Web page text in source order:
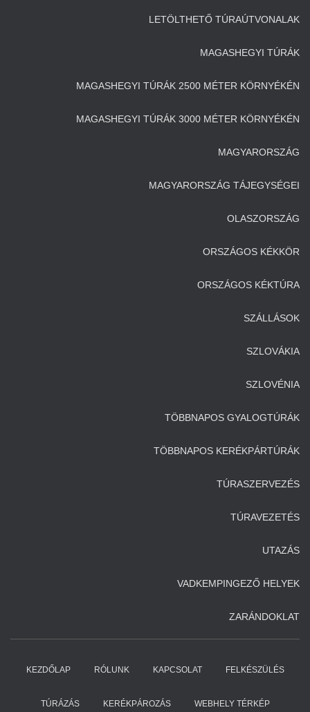
LETÖLTHETŐ TÚRAÚTVONALAK
MAGASHEGYI TÚRÁK
MAGASHEGYI TÚRÁK 2500 MÉTER KÖRNYÉKÉN
MAGASHEGYI TÚRÁK 3000 MÉTER KÖRNYÉKÉN
MAGYARORSZÁG
MAGYARORSZÁG TÁJEGYSÉGEI
OLASZORSZÁG
ORSZÁGOS KÉKKÖR
ORSZÁGOS KÉKTÚRA
SZÁLLÁSOK
SZLOVÁKIA
SZLOVÉNIA
TÖBBNAPOS GYALOGTÚRÁK
TÖBBNAPOS KERÉKPÁRTÚRÁK
TÚRASZERVEZÉS
TÚRAVEZETÉS
UTAZÁS
VADKEMPINGEZŐ HELYEK
ZARÁNDOKLAT
KEZDŐLAP RÓLUNK KAPCSOLAT FELKÉSZÜLÉS
TÚRÁZÁS KERÉKPÁROZÁS WEBHELY TÉRKÉP